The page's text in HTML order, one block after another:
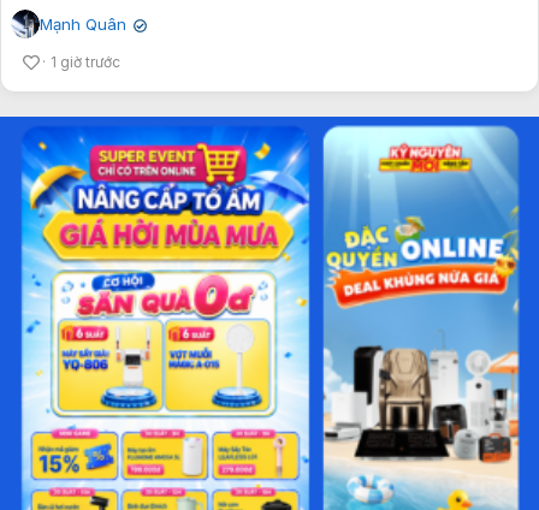
Mạnh Quân ✔
1 giờ trước